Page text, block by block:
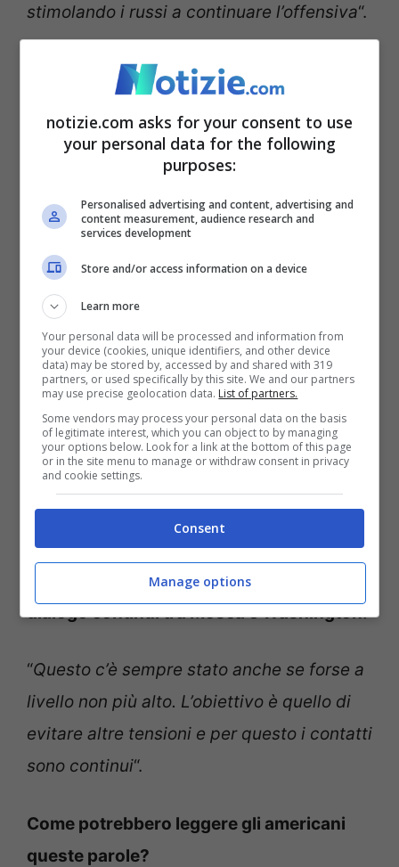
stimolando i russi a continuare l’offensiva“.
Riggi: “Le parole di Putin
possono creare qualche
imbarazzo tra i
democratici”
Lorenzo Riggi in esclusiva ai nostri microfoni – Notizie.com
Di certo, però, rappresentano una
conferma alle voci che volevano un
dialogo continui tra Mosca e Washington.
“Questo c’è sempre stato anche se forse a
livello non più alto. L’obiettivo è quello di
evitare altre tensioni e per questo i contatti
sono continui“.
Come potrebbero leggere gli americani
queste parole?
notizie.com asks for your consent to use
your personal data for the following
purposes:
Personalised advertising and content, advertising and
content measurement, audience research and
services development
Store and/or access information on a device
Learn more
Your personal data will be processed and information from
your device (cookies, unique identifiers, and other device
data) may be stored by, accessed by and shared with 319
partners, or used specifically by this site. We and our partners
may use precise geolocation data. List of partners.
Some vendors may process your personal data on the basis
of legitimate interest, which you can object to by managing
your options below. Look for a link at the bottom of this page
or in the site menu to manage or withdraw consent in privacy
and cookie settings.
Consent
Manage options